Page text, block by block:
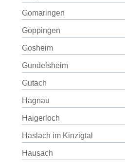
Gomaringen
Göppingen
Gosheim
Gundelsheim
Gutach
Hagnau
Haigerloch
Haslach im Kinzigtal
Hausach